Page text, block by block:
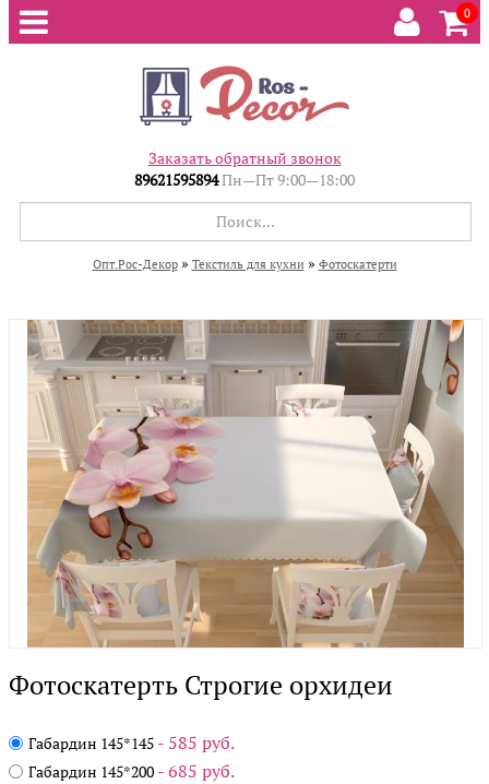
0
Заказать обратный звонок
89621595894Пн—Пт 9:00—18:00
Опт.Рос-Декор » Текстиль для кухни » Фотоскатерти
Фотоскатерть Строгие орхидеи
Габардин 145*145 - 585 руб.
Габардин 145*200 - 685 руб.